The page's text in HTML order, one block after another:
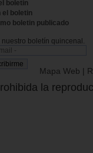
boletin
el boletin
boletin publicado
boletín quincenal.
Mapa Web |
la